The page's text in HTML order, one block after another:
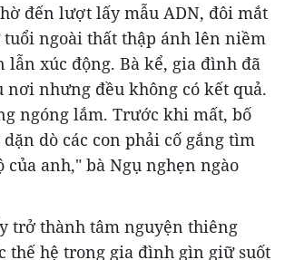
đến lượt lấy mẫu ADN, đôi mắt
ngoài thất thập ánh lên niềm
lẫn xúc động. Bà kể, gia đình đã
nhưng đều không có kết quả.
ngóng lắm. Trước khi mất, bố
dò các con phải cố gắng tìm
của anh," bà Ngụ nghẹn ngào
trở thành tâm nguyện thiêng
thế hệ trong gia đình gìn giữ suốt